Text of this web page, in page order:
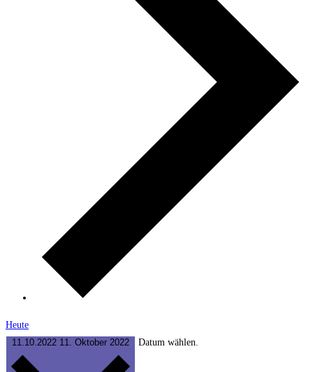
Heute
11.10.2022 11. Oktober 2022 Datum wählen.